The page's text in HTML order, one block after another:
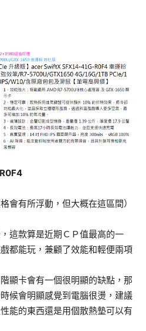
會有所浮動，但大概在這區間）
這款算是近期ＣＰ值最高的一
都能玩，兼顧了效能和輕便兩項
顯卡會有一個很明顯的缺點，那
候會明顯感覺到電腦很燙，建議
能的東西還是用個散熱墊可以有